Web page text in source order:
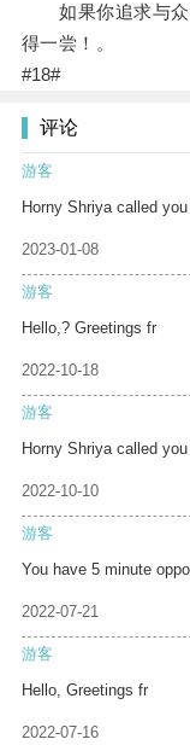
如果你追求与众
得一尝！。
#18#
评论
游客
Horny Shriya called you
2023-01-08
游客
Hello,? Greetings fr
2022-10-18
游客
Horny Shriya called you
2022-10-10
游客
You have 5 minute
2022-07-21
游客
Hello, Greetings fr
2022-07-16